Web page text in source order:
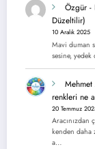
Özgür -
Düzeltilir)
10 Aralık 2025
Mavi duman
sesine, yedek
renkleri ne
20 Temmuz
Aracınızdan
kenden daha
a…